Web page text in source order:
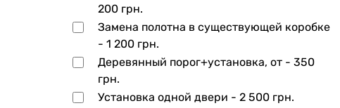
200 грн.
Замена полотна в существующей коробке
-1 200 грн.
Деревянный порог+установка, от -350
грн.
Установка одной двери -2 500 грн.